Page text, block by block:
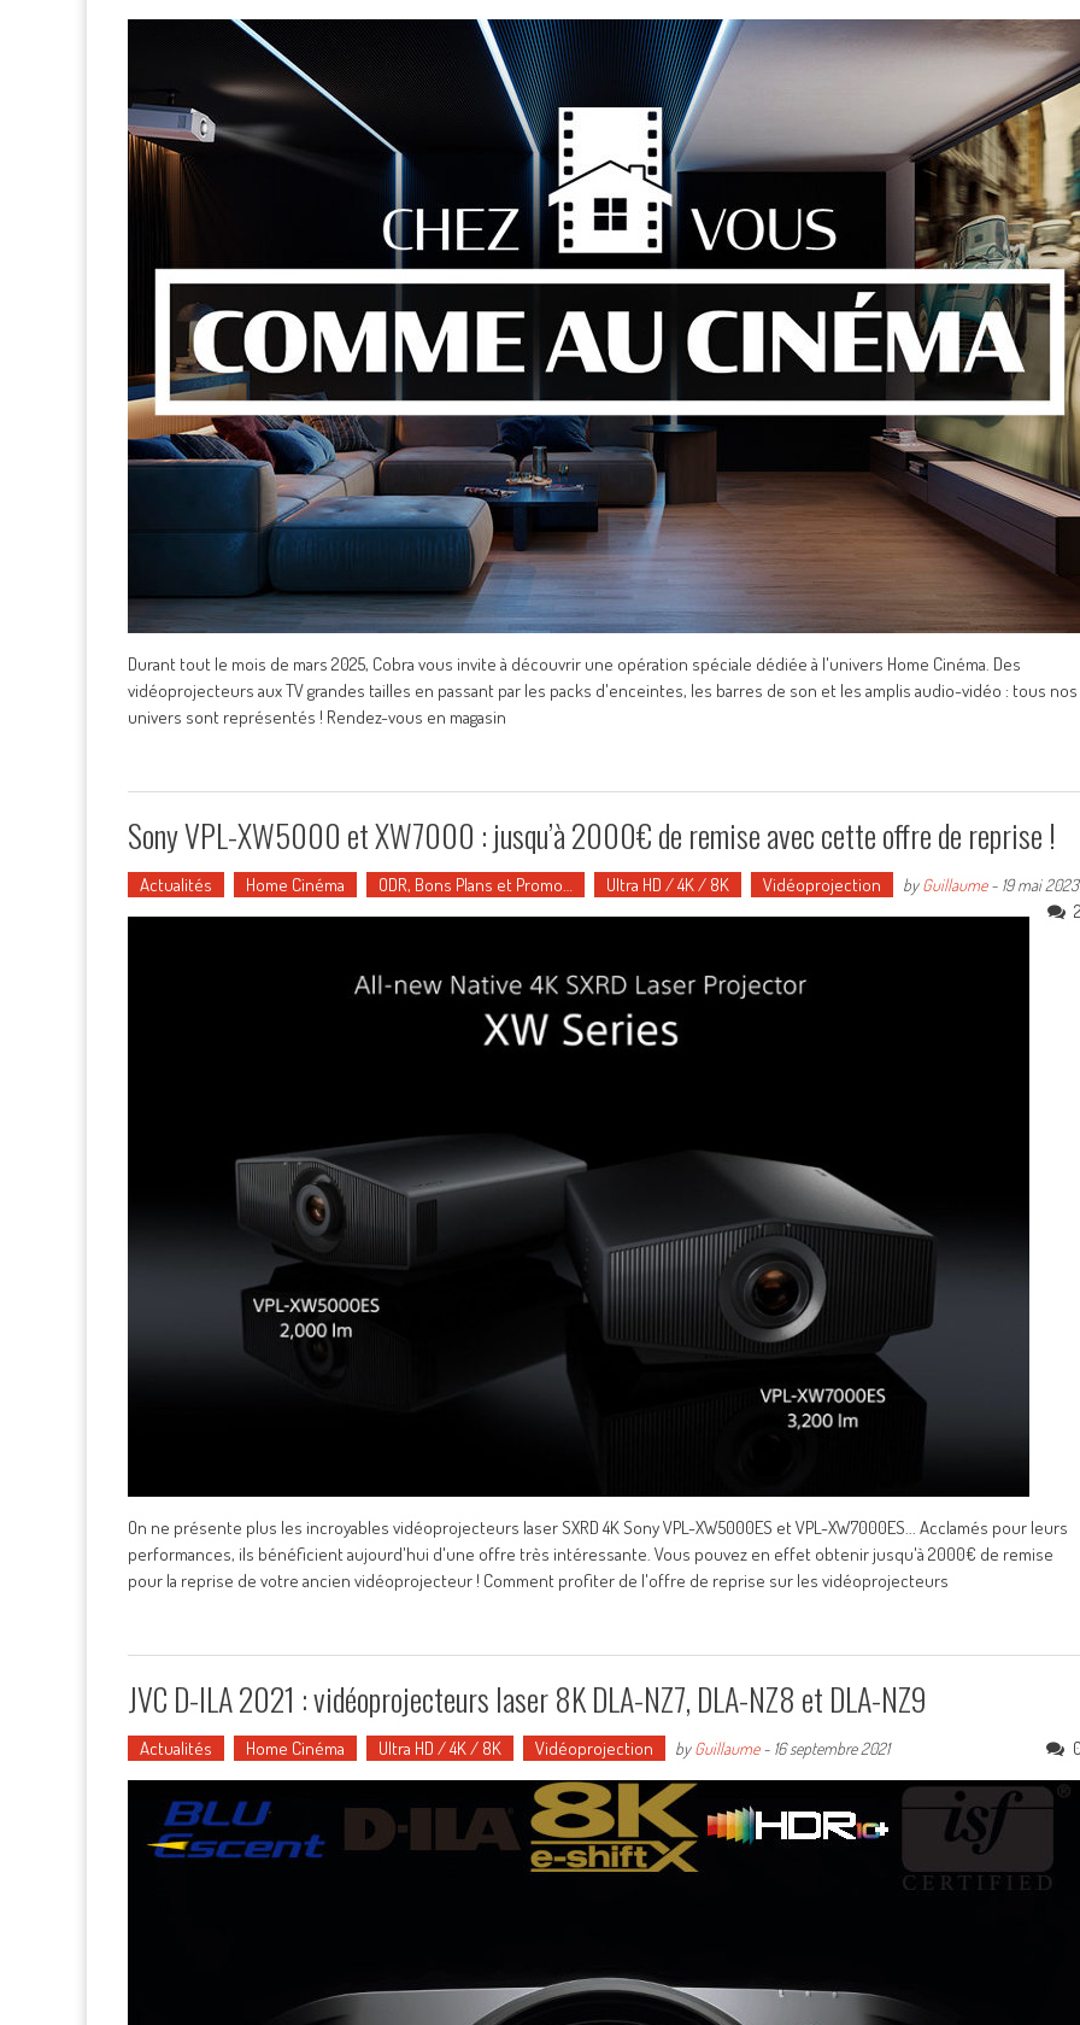
Durant tout le mois de mars 2025, Cobra vous invite à découvrir une opération spéciale dédiée à l'univers Home Cinéma. Des
vidéoprojecteurs aux TV grandes tailles en passant par les packs d'enceintes, les barres de son et les amplis audio-vidéo : tous nos
univers sont représentés ! Rendez-vous en magasin
Sony VPL-XW5000 et XW7000 : jusqu’à 2000€ de remise avec cette offre de reprise !
Actualités Home Cinéma ODR, Bons Plans et Promo… Ultra HD / 4K / 8K Vidéoprojection byGuillaume- 19 mai 2023
On ne présente plus les incroyables vidéoprojecteurs laser SXRD 4K Sony VPL-XW5000ES et VPL-XW7000ES... Acclamés pour leurs
performances, ils bénéficient aujourd'hui d'une offre très intéressante. Vous pouvez en effet obtenir jusqu'à 2000€ de remise
pour la reprise de votre ancien vidéoprojecteur ! Comment profiter de l'offre de reprise sur les vidéoprojecteurs
JVC D-ILA 2021 : vidéoprojecteurs laser 8K DLA-NZ7, DLA-NZ8 et DLA-NZ9
Actualités Home Cinéma Ultra HD / 4K / 8K Vidéoprojection byGuillaume- 16 septembre 2021